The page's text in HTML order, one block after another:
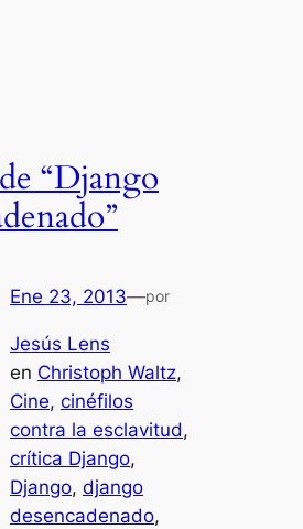
“Django
Ene 23, 2013—por
Jesús Lens
en Christoph Waltz
Cine, cinéfilos
contra la esclavitud
crítica Django
Django, django
desencadenado